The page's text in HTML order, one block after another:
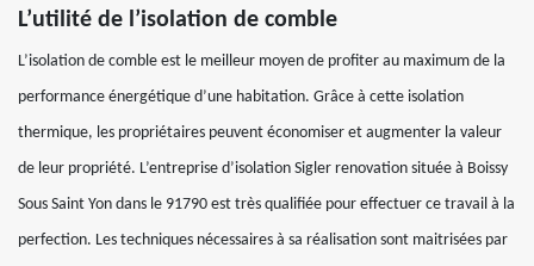
L’utilité de l’isolation de comble
L’isolation de comble est le meilleur moyen de profiter au maximum de la
performance énergétique d’une habitation. Grâce à cette isolation
thermique, les propriétaires peuvent économiser et augmenter la valeur
de leur propriété. L’entreprise d’isolation Sigler renovation située à Boissy
Sous Saint Yon dans le 91790 est très qualifiée pour effectuer ce travail à la
perfection. Les techniques nécessaires à sa réalisation sont maitrisées par